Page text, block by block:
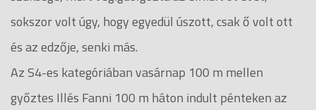
sokszor volt úgy, hogy egyedül úszott, csak ő volt ott
és az edzője, senki más.
Az S4-es kategóriában vasárnap 100 m mellen
győztes Illés Fanni 100 m háton indult pénteken az